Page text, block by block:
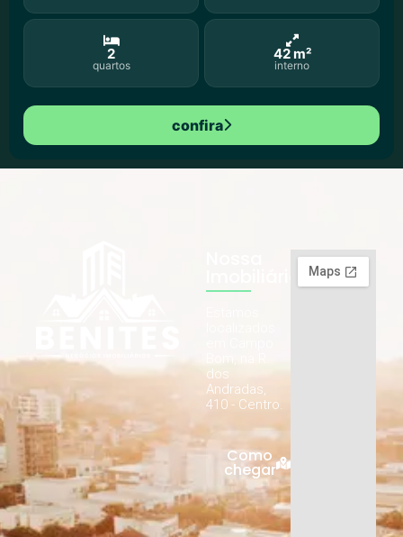
2
quartos
42 m²
interno
confira
dos
Andradas,
410 - Centro.
Como
chegar